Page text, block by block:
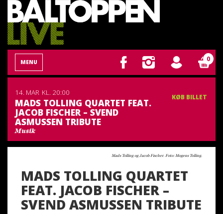
MENU 0
14. MAR KL. 20:00
MADS TOLLING QUARTET FEAT.
JACOB FISCHER – SVEND
ASMUSSEN TRIBUTE
Musik
KØB BILLET
Mads Tolling og Jacob Fischer. Foto: Mogens Tolling.
MADS TOLLING QUARTET
FEAT. JACOB FISCHER –
SVEND ASMUSSEN TRIBUTE